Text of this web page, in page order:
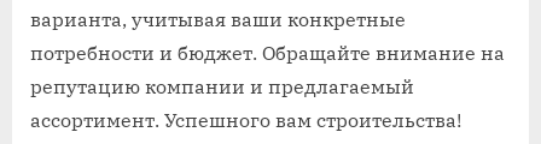
варианта, учитывая ваши конкретные
потребности и бюджет. Обращайте внимание на
репутацию компании и предлагаемый
ассортимент. Успешного вам строительства!